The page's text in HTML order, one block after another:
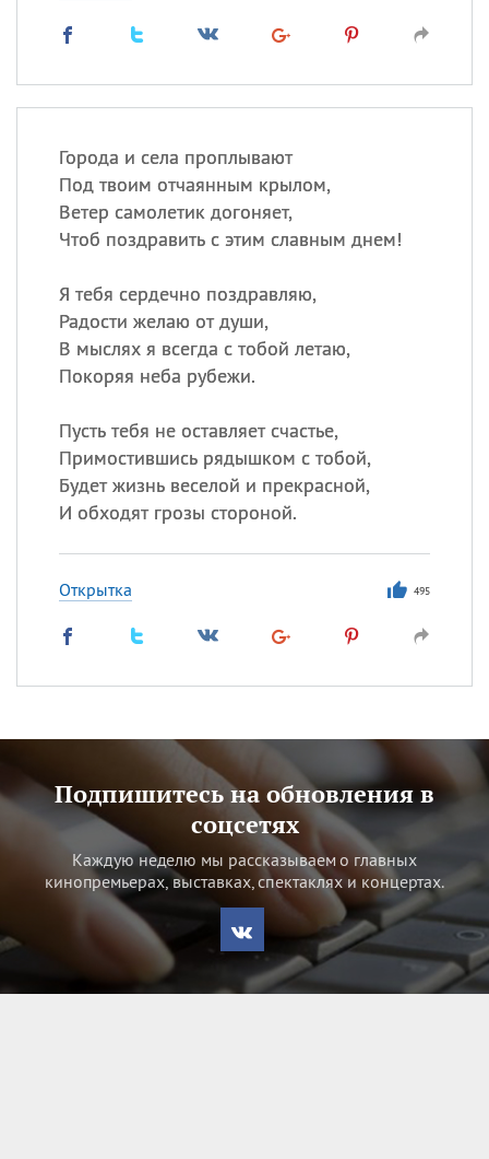
Города и села проплывают
Под твоим отчаянным крылом,
Ветер самолетик догоняет,
Чтоб поздравить с этим славным днем!
Я тебя сердечно поздравляю,
Радости желаю от души,
В мыслях я всегда с тобой летаю,
Покоряя неба рубежи.
Пусть тебя не оставляет счастье,
Примостившись рядышком с тобой,
Будет жизнь веселой и прекрасной,
И обходят грозы стороной.
Открытка 495
Подпишитесь на обновления в
соцсетях
Каждую неделю мы рассказываем о главных
кинопремьерах, выставках, спектаклях и концертах.